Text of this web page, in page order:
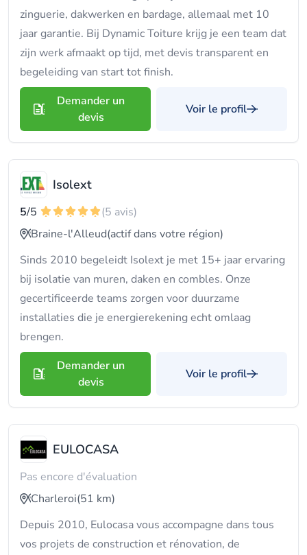
zinguerie, dakwerken en bardage, allemaal met 10
jaar garantie. Bij Dynamic Toiture krijg je een team dat
zijn werk afmaakt op tijd, met devis transparent en
begeleiding van start tot finish.
Demander un
devis
Voir le profil
Isolext
5/5
(5 avis)
Braine-l'Alleud(actif dans votre région)
Sinds 2010 begeleidt Isolext je met 15+ jaar ervaring
bij isolatie van muren, daken en combles. Onze
gecertificeerde teams zorgen voor duurzame
installaties die je energierekening echt omlaag
brengen.
Demander un
devis
Voir le profil
EULOCASA
Pas encore d'évaluation
Charleroi(51 km)
Depuis 2010, Eulocasa vous accompagne dans tous
vos projets de construction et rénovation, de